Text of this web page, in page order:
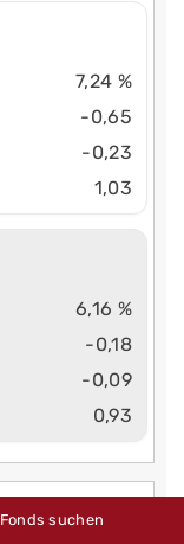
7,24 %
-0,65
-0,23
1,03
6,16 %
-0,18
-0,09
0,93
24,66 %
Fonds suchen